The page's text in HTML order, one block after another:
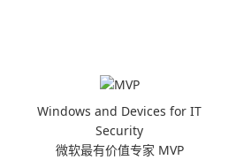
Windows and Devices for IT
Security
微软最有价值专家 MVP